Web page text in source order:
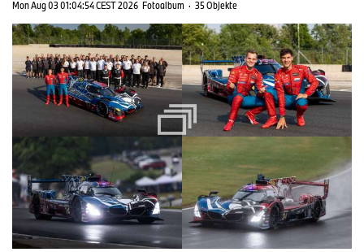
Mon Aug 03 01:04:54 CEST 2026 Fotoalbum · 35 Objekte